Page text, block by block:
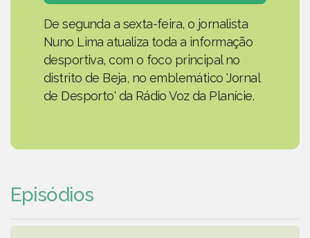
De segunda a sexta-feira, o jornalista
Nuno Lima atualiza toda a informação
desportiva, com o foco principal no
distrito de Beja, no emblemático 'Jornal
de Desporto' da Rádio Voz da Planície.
Episódios